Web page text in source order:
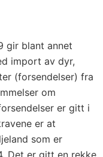
gir blant annet
import av dyr,
(forsendelser) fra
om
er gitt i
er at
som er
Det er gitt en rekke